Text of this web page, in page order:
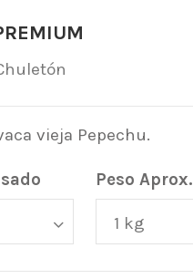
vieja Pepechu.
Peso Aprox.